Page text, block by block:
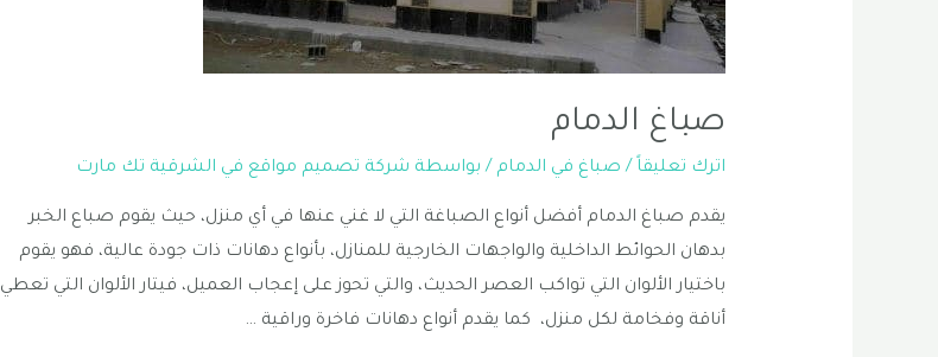
صباغ الدمام
اترك تعليقاً / صباغ في الدمام / بواسطة شركة تصميم مواقع في الشرقية تك مارت
يقدم صباغ الدمام أفضل أنواع الصباغة التي لا غني عنها في أي منزل، حيث يقوم صباع الخبر
بدهان الحوائط الداخلية والواجهات الخارجية للمنازل، بأنواع دهانات ذات جودة عالية، فهو يقوم
باختيار الألوان التي تواكب العصر الحديث، والتي تحوز على إعجاب العميل، فيتار الألوان التي تعطي
أناقة وفخامة لكل منزل، كما يقدم أنواع دهانات فاخرة وراقية …